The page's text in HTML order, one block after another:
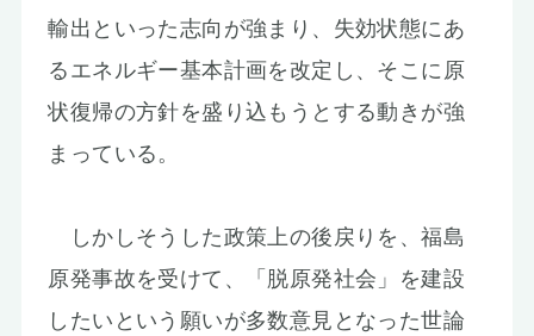
輸出といった志向が強まり、失効状態にあ
るエネルギー基本計画を改定し、そこに原
状復帰の方針を盛り込もうとする動きが強
まっている。
しかしそうした政策上の後戻りを、福島
原発事故を受けて、「脱原発社会」を建設
したいという願いが多数意見となった世論